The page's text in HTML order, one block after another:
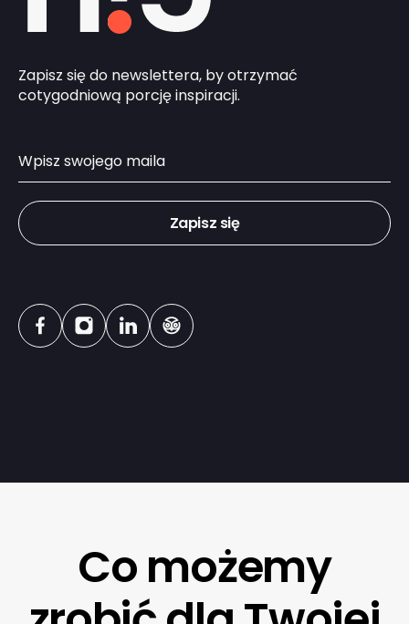
Zapisz się do newslettera, by otrzymać
cotygodniową porcję inspiracji.
Co możemy